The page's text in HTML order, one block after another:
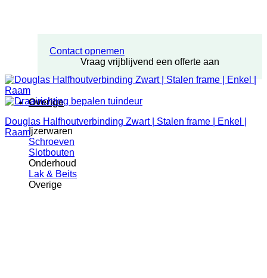
Contact opnemen
Vraag vrijblijvend een offerte aan
Overige
Ijzerwaren
Schroeven
Slotbouten
Onderhoud
Lak & Beits
Overige
Douglas Halfhoutverbinding Zwart | Stalen frame | Enkel |
Raam